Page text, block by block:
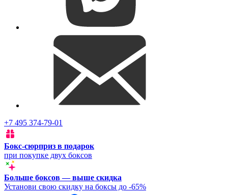
+7 495 374-79-01
Бокс-сюрприз в подарок
при покупке двух боксов
Больше боксов — выше скидка
Установи свою скидку на боксы до -65%